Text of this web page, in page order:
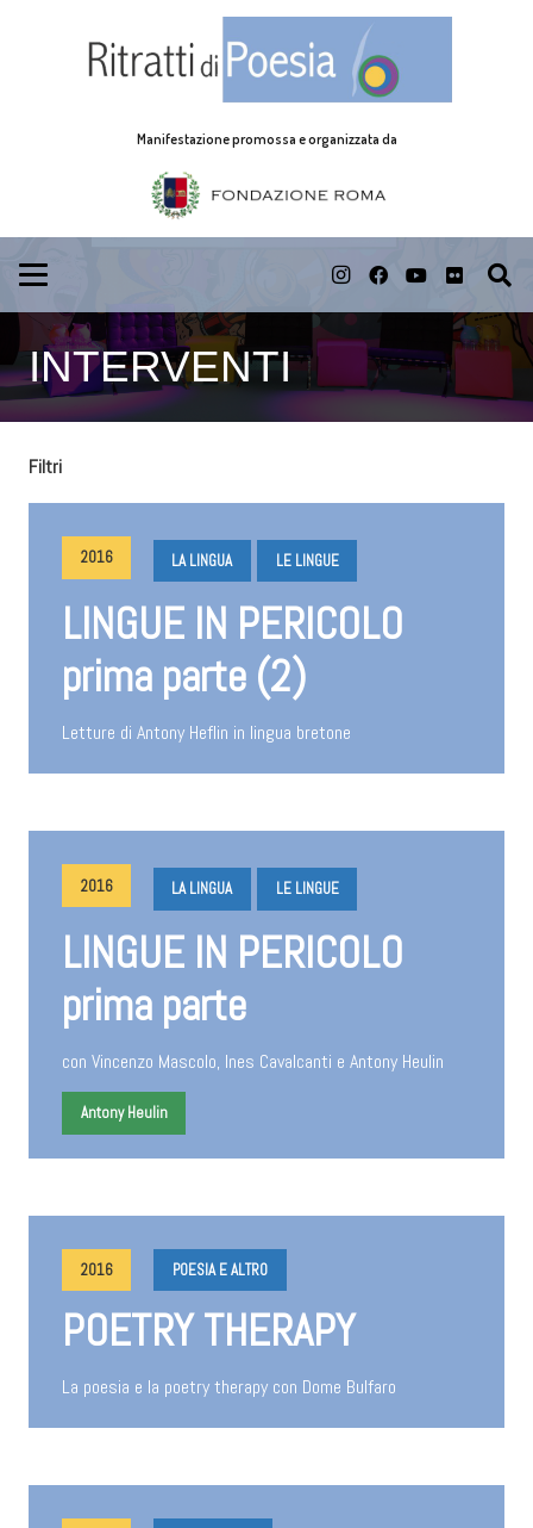
Manifestazione promossa e organizzata da
INTERVENTI
Filtri
2016 LA LINGUA LE LINGUE
LINGUE IN PERICOLO
prima parte (2)
Letture di Antony Heflin in lingua bretone
2016 LA LINGUA LE LINGUE
LINGUE IN PERICOLO
prima parte
con Vincenzo Mascolo, Ines Cavalcanti e Antony Heulin
Antony Heulin
2016 POESIA E ALTRO
POETRY THERAPY
La poesia e la poetry therapy con Dome Bulfaro